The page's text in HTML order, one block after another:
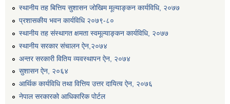
स्थानीय तह बित्तिय सुशासन जोखिम मूल्याङ्कन कार्यविधि, २०७७
प्रशासकीय भवन कार्यविधि २०७९-८०
स्थानीय तह संस्थागत क्षमता स्वमूल्याङ्कन कार्यविधि, २०७७
स्थानीय सरकार संचालन ऐन,२०७४
अन्तर सरकारी वितिय व्यवस्थापन ऐन, २०७४
सुशासन ऐन, २०६४
आर्थिक कार्यविधि तथा वित्तिय उत्तर दायित्व ऐन, २०७६
नेपाल सरकारको आधिकारिक पोर्टल